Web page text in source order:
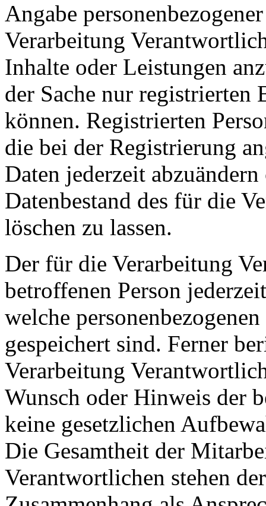
Angabe
Verarbeitung
Inhalte oder Leistungen
der Sache nur registrierten
können. Registrierten
die bei der Registrierung
Daten jederzeit
Datenbestand des für die
löschen zu lassen.
Der für die Verarbeitung
betroffenen Person
welche
gespeichert sind. Ferner
Verarbeitung
Wunsch oder Hinweis der
keine gesetzlichen
Die Gesamtheit der
Verantwortlichen stehen